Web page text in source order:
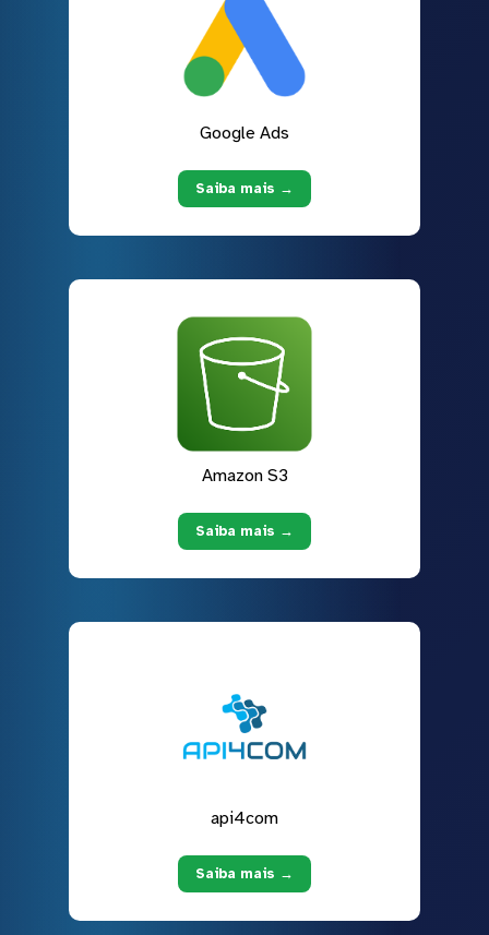
Google Ads
Saiba mais →
Amazon S3
Saiba mais →
api4com
Saiba mais →